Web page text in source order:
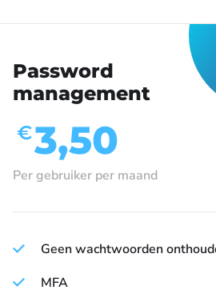
Password
management
€3,50
Per gebruiker per maand
Geen wachtwoorden
MFA